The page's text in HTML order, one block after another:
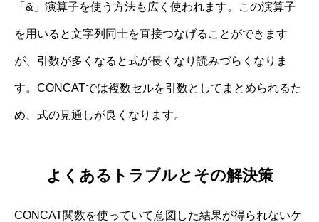
「&」演算子を使う方法も広く使われます。この演算子
を用いると文字列同士を直接つなげることができます
が、引数が多くなると式が長くなり読みづらくなりま
す。CONCATでは複数セルを引数としてまとめられるた
め、式の見通しが良くなります。
よくあるトラブルとその解決策
CONCAT関数を使っていて意図した結果が得られないケ